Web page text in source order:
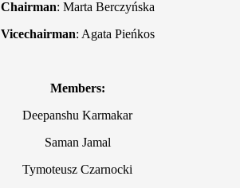
Chairman: Marta Berczyńska
Vicechairman: Agata Pieńkos
Members:
Deepanshu Karmakar
Saman Jamal
Tymoteusz Czarnocki